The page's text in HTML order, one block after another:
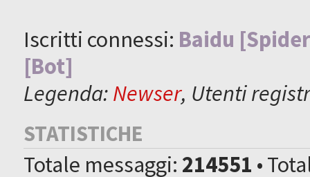
Iscritti connessi: Baidu
[Bot]
Legenda:Newser, Utenti
STATISTICHE
Totale messaggi: 214551 •